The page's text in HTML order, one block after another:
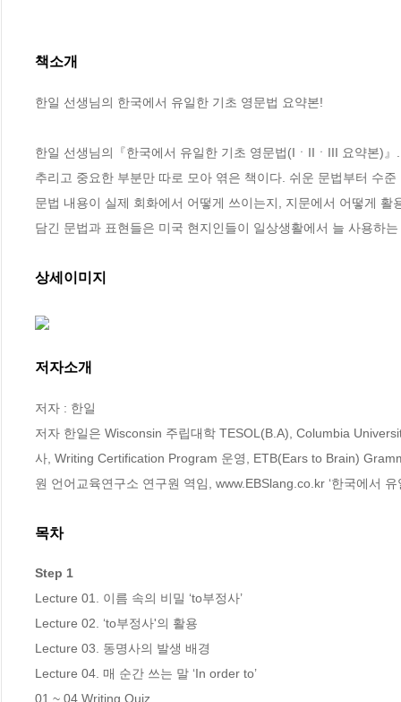
책소개
한일 선생님의 한국에서 유일한 기초 영문법 요약본!
한일 선생님의『한국에서 유일한 기초 영문법(IㆍIIㆍIII 요약본)
추리고 중요한 부분만 따로 모아 엮은 책이다. 쉬운 문법부터 수
문법 내용이 실제 회화에서 어떻게 쓰이는지, 지문에서 어떻게
담긴 문법과 표현들은 미국 현지인들이 일상생활에서 늘 사용하
상세이미지
저자소개
저자 : 한일
저자 한일은 Wisconsin 주립대학 TESOL(B.A), Columbia
사, Writing Certification Program 운영, ETB(Ears to Brain)
원 언어교육연구소 연구원 역임, www.EBSlang.co.kr ‘한국에서
목차
Step 1
Lecture 01. 이름 속의 비밀 ‘to부정사’
Lecture 02. ‘to부정사'의 활용
Lecture 03. 동명사의 발생 배경
Lecture 04. 매 순간 쓰는 말 ‘In order to’
01 ~ 04 Writing Quiz